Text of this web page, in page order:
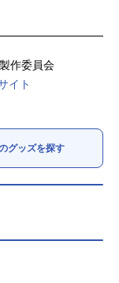
製作委員会
イト
グッズを探す